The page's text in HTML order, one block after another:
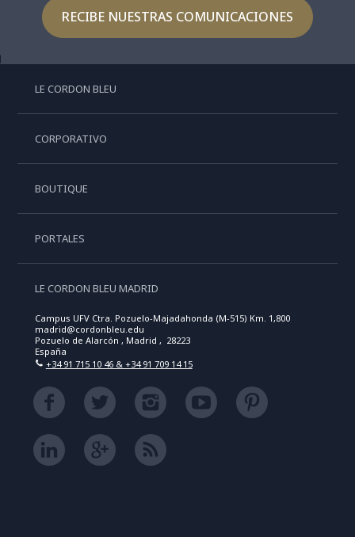
RECIBE NUESTRAS COMUNICACIONES
LE CORDON BLEU
CORPORATIVO
BOUTIQUE
PORTALES
LE CORDON BLEU MADRID
Campus UFV Ctra. Pozuelo-Majadahonda (M-515) Km. 1,800
madrid@cordonbleu.edu
Pozuelo de Alarcón , Madrid , 28223
España
+34 91 715 10 46 & +34 91 709 14 15